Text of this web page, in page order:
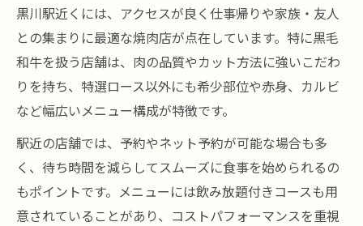
上質な黒毛和牛焼肉の選び方
焼肉通が推す特選ロースの食べ比べ
くつろぎ空間で味わう特選ロース焼肉の魅力
焼肉と黒毛和牛特選ロースで贅沢時間
落ち着いた空間で楽しむ焼肉体験
焼肉好きに嬉しいくつろぎの店選び
黒川駅近焼肉店の空間づくりの工夫
特選ロース焼肉で過ごす至福のひととき
黒川駅近くには、アクセスが良く仕事帰りや家族・友人
との集まりに最適な焼肉店が点在しています。特に黒毛
和牛を扱う店舗は、肉の品質やカット方法に強いこだわ
りを持ち、特選ロース以外にも希少部位や赤身、カルビ
など幅広いメニュー構成が特徴です。
駅近の店舗では、予約やネット予約が可能な場合も多
く、待ち時間を減らしてスムーズに食事を始められるの
もポイントです。メニューには飲み放題付きコースも用
意されていることがあり、コストパフォーマンスを重視